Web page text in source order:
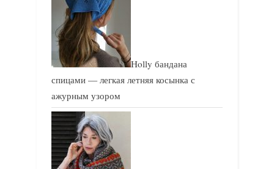
Holly бандана
спицами — легкая летняя косынка с
ажурным узором